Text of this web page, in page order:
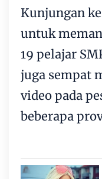
Kunjungan
untuk
19 pelajar
juga sempat
video pada
beberapa